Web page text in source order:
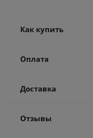
Как купить
Оплата
Доставка
Отзывы